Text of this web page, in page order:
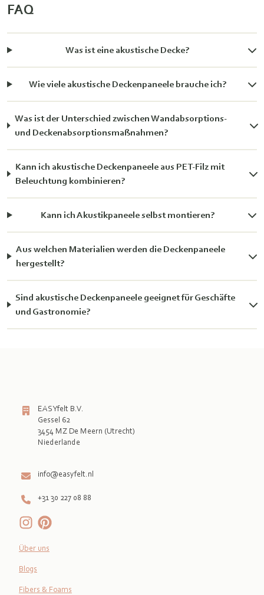
FAQ
Was ist eine akustische Decke?
Wie viele akustische Deckenpaneele brauche ich?
Was ist der Unterschied zwischen Wandabsorptions-
und Deckenabsorptionsmaßnahmen?
Kann ich akustische Deckenpaneele aus PET-Filz mit
Beleuchtung kombinieren?
Kann ich Akustikpaneele selbst montieren?
Aus welchen Materialien werden die Deckenpaneele
hergestellt?
Sind akustische Deckenpaneele geeignet für Geschäfte
und Gastronomie?
EASYfelt B.V.
Gessel 62
3454 MZ De Meern (Utrecht)
Niederlande
info@easyfelt.nl
+31 30 227 08 88
Über uns
Blogs
Fibers & Foams